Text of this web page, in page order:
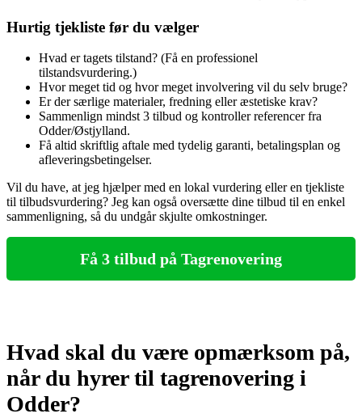
Hurtig tjekliste før du vælger
Hvad er tagets tilstand? (Få en professionel
tilstandsvurdering.)
Hvor meget tid og hvor meget involvering vil du selv bruge?
Er der særlige materialer, fredning eller æstetiske krav?
Sammenlign mindst 3 tilbud og kontroller referencer fra
Odder/Østjylland.
Få altid skriftlig aftale med tydelig garanti, betalingsplan og
afleveringsbetingelser.
Vil du have, at jeg hjælper med en lokal vurdering eller en tjekliste
til tilbudsvurdering? Jeg kan også oversætte dine tilbud til en enkel
sammenligning, så du undgår skjulte omkostninger.
Få 3 tilbud på Tagrenovering
Hvad skal du være opmærksom på,
når du hyrer til tagrenovering i
Odder?